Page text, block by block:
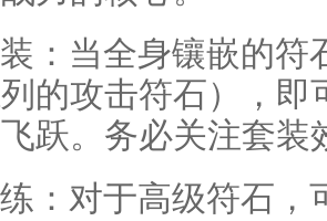
：当全身镶嵌的符
的攻击符石），即
跃。务必关注套装
：对于高级符石，